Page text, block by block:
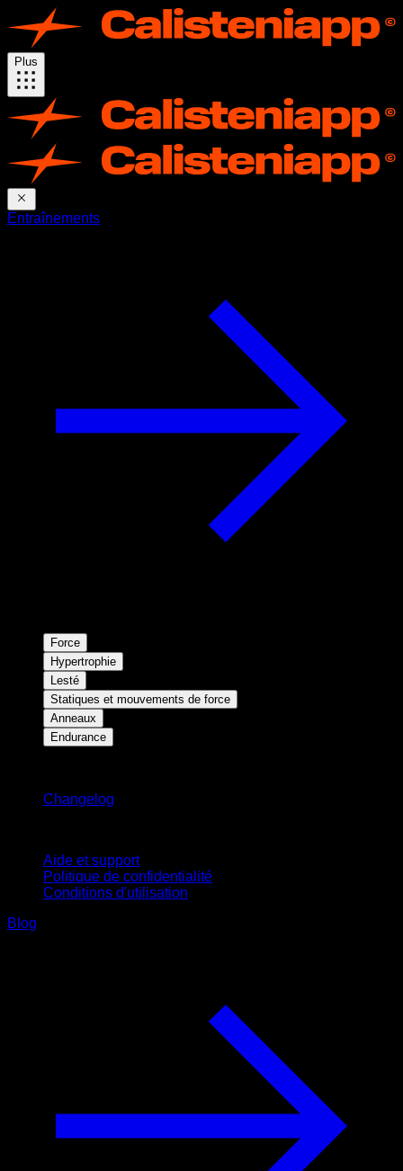
Plus
Entraînements
Force
Hypertrophie
Lesté
Statiques et mouvements de force
Anneaux
Endurance
Changelog
Aide et support
Politique de confidentialité
Conditions d'utilisation
Blog